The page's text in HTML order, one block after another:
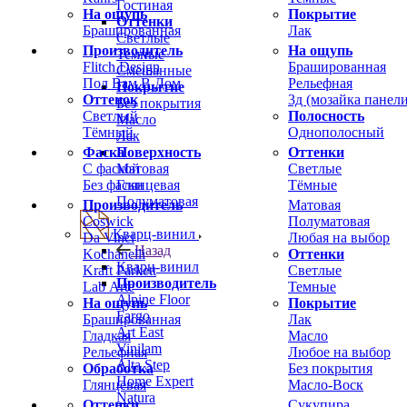
На ощупь
Брашированная
Покрытие
Лак
Производитель
Flitch Design
Пол Вам В Дом
Оттенок
Светлый
Тёмный
На ощупь
Брашированная
Рельефная
3д (мозайка
Полосность
Однополосный
Фаска
С фаской
Без фаски
Оттенки
Светлые
Тёмные
Производитель
Coswick
Da Vinci
Kochanelli
Kraft Parkett
Lab Arte
На ощупь
Брашированная
Гладкая
Рельефная
Обработка
Глянцевая
Матовая
Полуматовая
Любая на выбор
Оттенки
Светлые
Темные
Покрытие
Лак
Масло
Любое на выбор
Без покрытия
Масло-Воск
Гостиная
Оттенки
Светлые
Темные
Смешанные
Покрытие
Без покрытия
Масло
Лак
Поверхность
Матовая
Глянцевая
Полуматовая
Кварц-винил
Назад
Кварц-винил
Производитель
Alpine Floor
Fargo
Art East
Vinilam
Alta Step
Home Expert
Natura